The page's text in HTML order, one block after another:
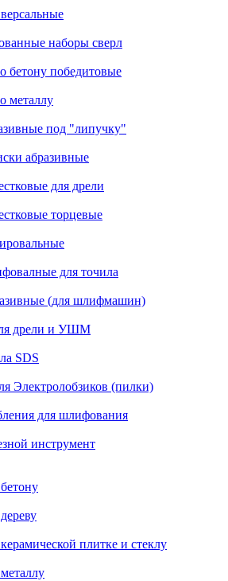
наборы сверл
бетону победитовые
металлу
под "липучку"
абразивные
для дрели
торцевые
для точила
(для шлифмашин)
дрели и УШМ
SDS
Электролобзиков (пилки)
для шлифования
инструмент
плитке и стеклу